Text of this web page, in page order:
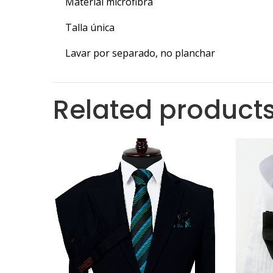
Talla única
Lavar por separado, no planchar
Related